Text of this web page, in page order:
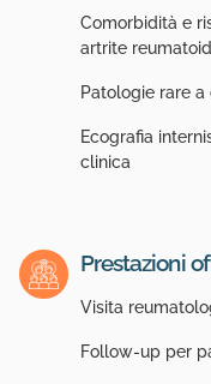
Comorbidità e
artrite
Patologie rare a
Ecografia
clinica
Prestazioni
Visita
Follow-up per